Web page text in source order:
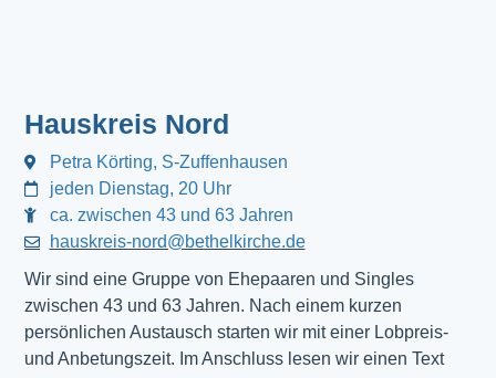
Hauskreis Nord
Petra Körting, S-Zuffenhausen
jeden Dienstag, 20 Uhr
ca. zwischen 43 und 63 Jahren
hauskreis-nord@bethelkirche.de
Wir sind eine Gruppe von Ehepaaren und Singles
zwischen 43 und 63 Jahren. Nach einem kurzen
persönlichen Austausch starten wir mit einer Lobpreis-
und Anbetungszeit. Im Anschluss lesen wir einen Text